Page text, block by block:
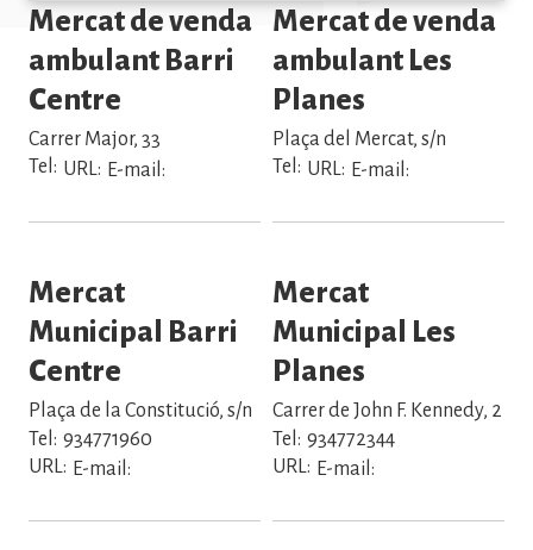
Mercat de venda
ambulant Barri
Centre
Carrer Major, 33
Tel: URL: E-mail:
Mercat de venda
ambulant Les
Planes
Plaça del Mercat, s/n
Tel: URL: E-mail:
Mercat
Municipal Barri
Centre
Plaça de la Constitució, s/n
Tel: 934771960
URL: E-mail:
Mercat
Municipal Les
Planes
Carrer de John F. Kennedy, 2
Tel: 934772344
URL: E-mail: